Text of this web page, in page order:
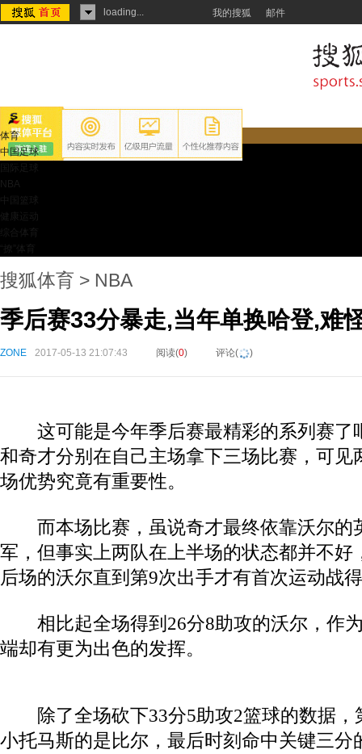
loading... 我的搜狐 邮件
体育
中国足球
健康运动
搜狐体育 > NBA
季后赛33分暴走,当年单换哈登,难
ZONE 2017-05-13 21:07:43 阅读(0) 评论( )
这可能是今年季后赛最精彩的系列赛了
和奇才分别在自己主场拿下三场比赛，可见
场优势究竟有重要性。
而本场比赛，虽说奇才最终依靠沃尔的
军，但事实上两队在上半场的状态都并不好
后场的沃尔直到第9次出手才有首次运动战
相比起全场得到26分8助攻的沃尔，作
端却有更为出色的发挥。
除了全场砍下33分5助攻2篮球的数据，
小托马斯的是比尔，最后时刻命中关键三分